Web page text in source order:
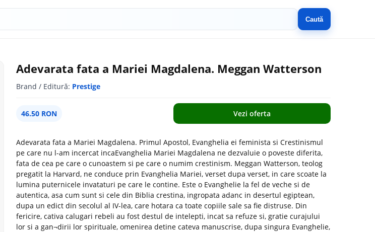
Caută
Adevarata fata a Mariei Magdalena. Meggan Watterson
Brand / Editură: Prestige
46.50 RON Vezi oferta
Adevarata fata a Mariei Magdalena. Primul Apostol, Evanghelia ei feminista si Crestinismul
pe care nu l-am incercat incaEvanghelia Mariei Magdalena ne dezvaluie o poveste diferita,
fata de cea pe care o cunoastem si pe care o numim crestinism. Meggan Watterson, teolog
pregatit la Harvard, ne conduce prin Evanghelia Mariei, verset dupa verset, in care scoate la
lumina puternicele invataturi pe care le contine. Este o Evanghelie la fel de veche si de
autentica, asa cum sunt si cele din Biblia crestina, ingropata adanc in desertul egiptean,
dupa un edict din secolul al IV-lea, care hotara ca toate copiile sale sa fie distruse. Din
fericire, cativa calugari rebeli au fost destul de intelepti, incat sa refuze si, gratie curajului
lor si a gan¬dirii lor spirituale, omenirea detine cateva manuscrise, dupa singura Evanghelie,